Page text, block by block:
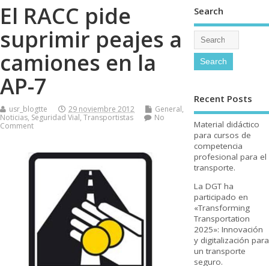
El RACC pide
suprimir peajes a
camiones en la
AP-7
usr_blogtte 29 noviembre 2012 General,
Noticias, Seguridad Vial, Transportistas
No
Comment
Search
Recent Posts
Material didáctico
para cursos de
competencia
profesional para el
transporte.
La DGT ha
participado en
«Transforming
Transportation
2025»: Innovación
y digitalización para
un transporte
seguro.